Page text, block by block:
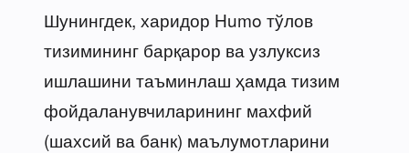
Шунингдек, харидор Humo тўлов
тизимининг барқарор ва узлуксиз
ишлашини таъминлаш ҳамда тизим
фойдаланувчиларининг махфий
(шахсий ва банк) маълумотларини